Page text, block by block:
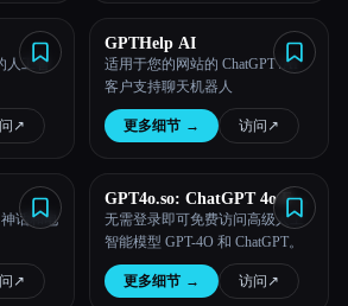
人工智
↗︎
GPTHelp AI
适用于您的网站的 ChatGPT /AI
客户支持聊天机器人
更多细节 → 访问 ↗︎
话和电
↗︎
GPT4o.so: ChatGPT 4o Free
Online
无需登录即可免费访问高级人工
智能模型 GPT-4O 和 ChatGPT。
更多细节 → 访问 ↗︎